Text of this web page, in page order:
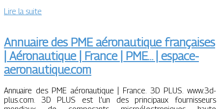
Lire la suite
Annuaire des PME aéronautique françaises
| Aéronautique | France | PME… | espace-
aeronautique.com
Annuaire des PME aéronautique | France. 3D PLUS. www.3d-
plus.com. 3D PLUS est l’un des principaux fournisseurs